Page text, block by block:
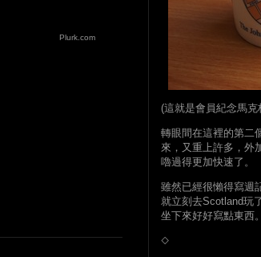
(這就是會員紀念馬
轉眼間在這裡的第二
來，又重上許多，外
嚕過得更加快速了。
雖然已經很懶得寫週
就立刻去Scotland玩
坐下來好好寫點東西。
◇
Plurk.com